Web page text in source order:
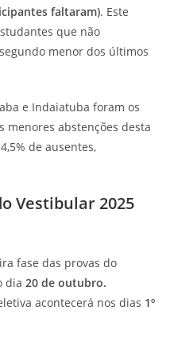
faltaram). Este
que não
menor dos últimos
e Indaiatuba foram os
menores abstenções desta
de ausentes,
Vestibular 2025
fase das provas do
dia20 de outubro.
acontecerá nos dias 1º